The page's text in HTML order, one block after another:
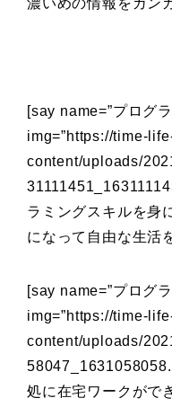
[say name=”プログ
img=”https://time-
content/uploads/
ラミングスキルを身
になって自由な生活
[say name=”プログ
img=”https://time-
content/uploads/
処に在宅ワークがで